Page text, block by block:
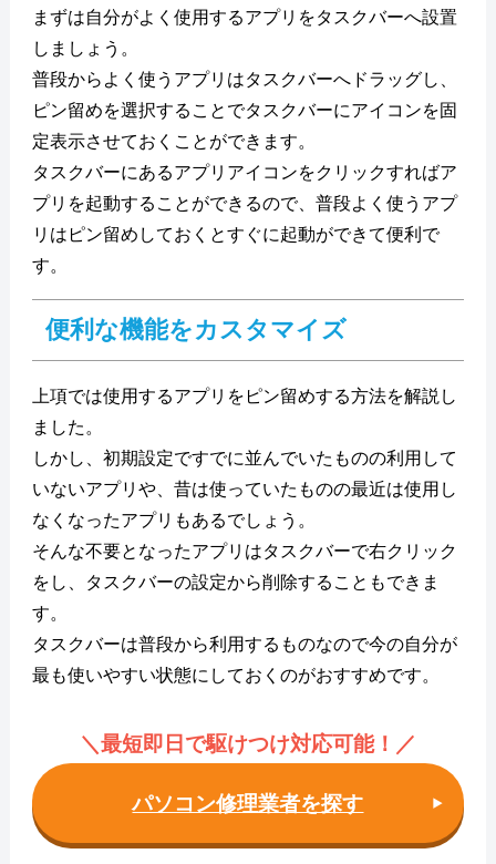
まずは自分がよく使用するアプリをタスクバーへ設置
しましょう。
普段からよく使うアプリはタスクバーへドラッグし、
ピン留めを選択することでタスクバーにアイコンを固
定表示させておくことができます。
タスクバーにあるアプリアイコンをクリックすればア
プリを起動することができるので、普段よく使うアプ
リはピン留めしておくとすぐに起動ができて便利で
す。
便利な機能をカスタマイズ
上項では使用するアプリをピン留めする方法を解説し
ました。
しかし、初期設定ですでに並んでいたものの利用して
いないアプリや、昔は使っていたものの最近は使用し
なくなったアプリもあるでしょう。
そんな不要となったアプリはタスクバーで右クリック
をし、タスクバーの設定から削除することもできま
す。
タスクバーは普段から利用するものなので今の自分が
最も使いやすい状態にしておくのがおすすめです。
＼最短即日で駆けつけ対応可能！ ／
パソコン修理業者を探す